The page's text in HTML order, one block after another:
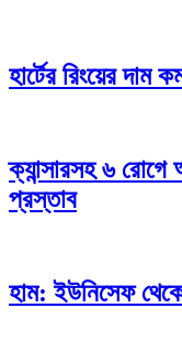
হার্টের রিংয়ের
ক্যান্সারসহ ৬
প্রস্তাব
হাম: ইউনিসেফ